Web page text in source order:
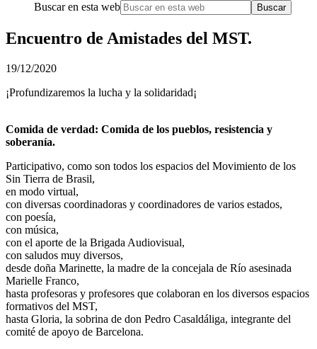
Buscar en esta web
Encuentro de Amistades del MST.
19/12/2020
¡Profundizaremos la lucha y la solidaridad¡
Comida de verdad: Comida de los pueblos, resistencia y
soberanía.
Participativo, como son todos los espacios del Movimiento de los
Sin Tierra de Brasil,
en modo virtual,
con diversas coordinadoras y coordinadores de varios estados,
con poesía,
con música,
con el aporte de la Brigada Audiovisual,
con saludos muy diversos,
desde doña Marinette, la madre de la concejala de Río asesinada
Marielle Franco,
hasta profesoras y profesores que colaboran en los diversos espacios
formativos del MST,
hasta Gloria, la sobrina de don Pedro Casaldáliga, integrante del
comité de apoyo de Barcelona.